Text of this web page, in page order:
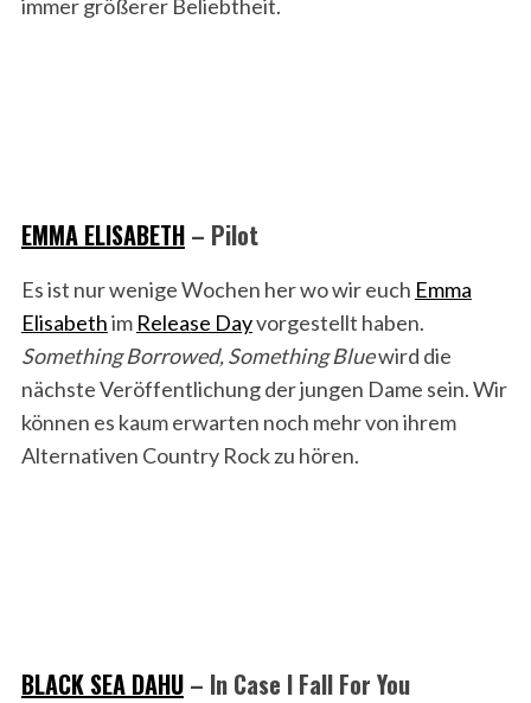
immer größerer Beliebtheit.
EMMA ELISABETH– Pilot
Es ist nur wenige Wochen her wo wir euch Emma
Elisabethim Release Dayvorgestellt haben.
Something Borrowed, Something Bluewird die
nächste Veröffentlichung der jungen Dame sein. Wir
können es kaum erwarten noch mehr von ihrem
Alternativen Country Rock zu hören.
BLACK SEA DAHU– In Case I Fall For You